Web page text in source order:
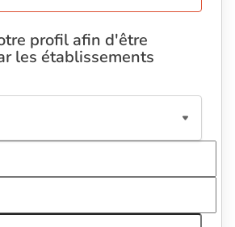
profil afin d'être
les établissements